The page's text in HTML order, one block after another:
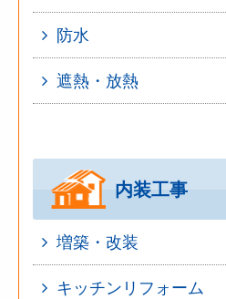
防水
遮熱・放熱
内装工事
増築・改装
キッチンリフォーム